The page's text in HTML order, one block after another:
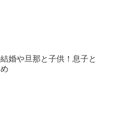
婚や旦那と子供！息子と